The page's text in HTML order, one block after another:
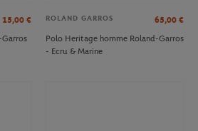
15,00 €
ROLAND GARROS 65,00 €
Polo Heritage homme Roland-Garros
- Ecru & Marine